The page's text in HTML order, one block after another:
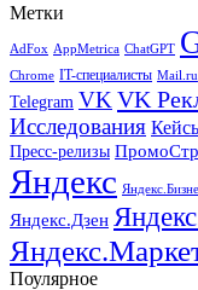
Метки
AdFox AppMetrica ChatGPT
Chrome IT-специалисты Mail.ru
Telegram VK VK
Исследования
Пресс-релизы
Яндекс
Яндекс.Дзен
Поулярное